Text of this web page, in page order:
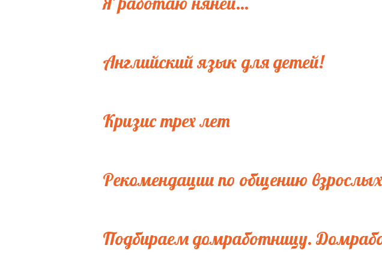
Английский язык для детей!
Кризис трех лет
Рекомендации по общению
Подбираем домработницу.